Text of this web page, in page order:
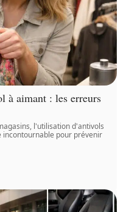
à aimant : les erreurs
l'utilisation d'antivols
incontournable pour prévenir